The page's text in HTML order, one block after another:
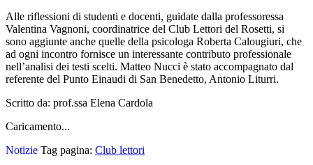
Alle riflessioni di studenti e docenti, guidate dalla professoressa
Valentina Vagnoni, coordinatrice del Club Lettori del Rosetti, si
sono aggiunte anche quelle della psicologa Roberta Calougiuri, che
ad ogni incontro fornisce un interessante contributo professionale
nell’analisi dei testi scelti. Matteo Nucci è stato accompagnato dal
referente del Punto Einaudi di San Benedetto, Antonio Liturri.
Scritto da: prof.ssa Elena Cardola
Caricamento...
Notizie Tag pagina: Club lettori